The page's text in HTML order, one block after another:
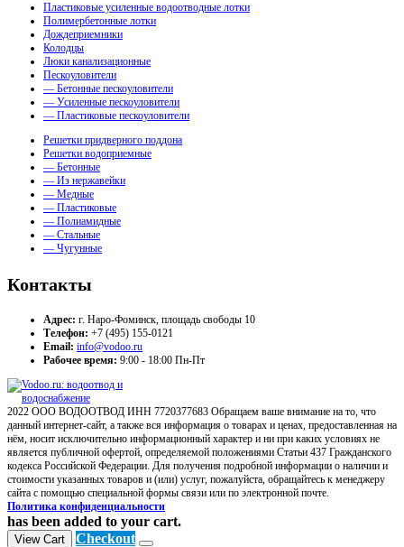
Пластиковые усиленные водоотводные лотки
Полимербетонные лотки
Дождеприемники
Колодцы
Люки канализационные
Пескоуловители
— Бетонные пескоуловители
— Усиленные пескоуловители
— Пластиковые пескоуловители
Решетки придверного поддона
Решетки водоприемные
— Бетонные
— Из нержавейки
— Медные
— Пластиковые
— Полиамидные
— Стальные
— Чугунные
Контакты
Адрес: г. Наро-Фоминск, площадь свободы 10
Телефон: +7 (495) 155-0121
Email: info@vodoo.ru
Рабочее время: 9:00 - 18:00 Пн-Пт
2022 ООО ВОДООТВОД ИНН 7720377683 Обращаем ваше внимание на то, что
данный интернет-сайт, а также вся информация о товарах и ценах, предоставленная на
нём, носит исключительно информационный характер и ни при каких условиях не
является публичной офертой, определяемой положениями Статьи 437 Гражданского
кодекса Российской Федерации. Для получения подробной информации о наличии и
стоимости указанных товаров и (или) услуг, пожалуйста, обращайтесь к менеджеру
сайта с помощью специальной формы связи или по электронной почте.
Политика конфиденциальности
has been added to your cart.
View Cart Checkout